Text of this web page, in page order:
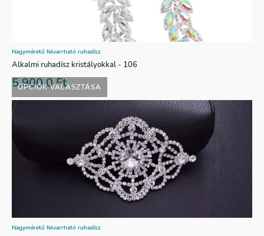
OPCIÓK VÁLASZTÁSA
Nagyméretű felvarrható ruhadísz
Alkalmi ruhadísz kristályokkal - 106
5.900,0Ft
Nagyméretű felvarrható ruhadísz